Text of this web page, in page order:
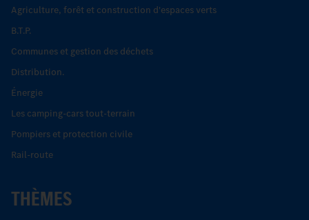
Agriculture, forêt et construction d'espaces verts
B.T.P.
Communes et gestion des déchets
Distribution.
Énergie
Les camping-cars tout-terrain
Pompiers et protection civile
Rail-route
THÈMES